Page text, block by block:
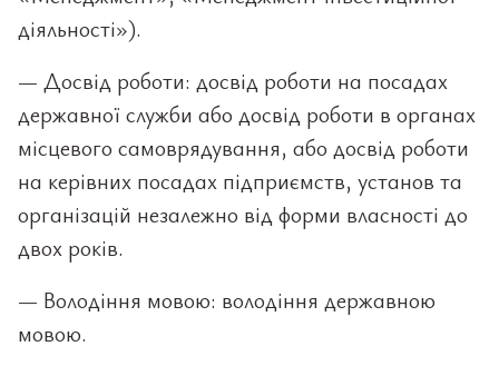
діяльності»).
— Досвід роботи: досвід роботи на посадах
державної служби або досвід роботи в органах
місцевого самоврядування, або досвід роботи
на керівних посадах підприємств, установ та
організацій незалежно від форми власності до
двох років.
— Володіння мовою: володіння державною
мовою.